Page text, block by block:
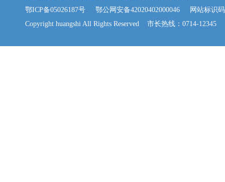
鄂ICP备05026187号
鄂公网安备42020402000046 网站标识码
Copyright huangshi All Rights Reserved 市长热线：0714-12345